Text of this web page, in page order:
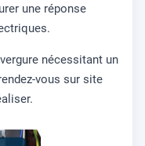
une réponse
nécessitant un
vous sur site